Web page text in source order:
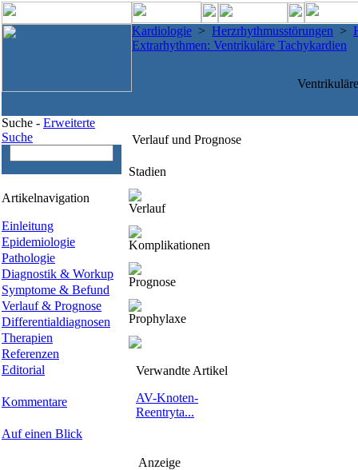
Kardiologie > Herzrhythmusstörungen >
Extrarhythmen: Ventrikuläre Tachykardien
Suche - Erweiterte
Suche
Artikelnavigation
Einleitung
Epidemiologie
Pathologie
Diagnostik & Workup
Symptome & Befund
Verlauf & Prognose
Differentialdiagnosen
Therapien
Referenzen
Editorial
Kommentare
Auf einen Blick
Verlauf und Prognose
Stadien
Verlauf
Komplikationen
Prognose
Prophylaxe
Verwandte Artikel
AV-Knoten-
Reentryta...
Anzeige